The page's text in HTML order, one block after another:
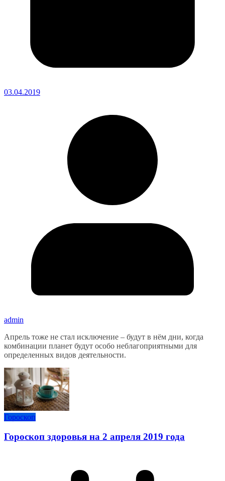
03.04.2019
admin
Апрель тоже не стал исключение – будут в нём дни, когда
комбинации планет будут особо неблагоприятными для
определенных видов деятельности.
Гороскоп
Гороскоп здоровья на 2 апреля 2019 года